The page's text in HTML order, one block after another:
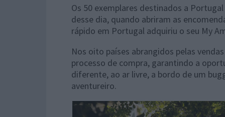
Os 50 exemplares destinados a
desse dia, quando abriram as
rápido em Portugal adquiriu o seu My
Nos oito países abrangidos pelas
processo de compra, garantindo a
diferente, ao ar livre, a bordo de um
aventureiro.